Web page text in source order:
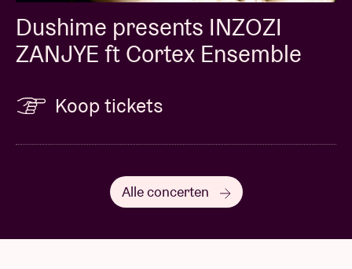
Dushime presents INZOZI
ZANJYE ft Cortex Ensemble
Koop tickets
Alle concerten